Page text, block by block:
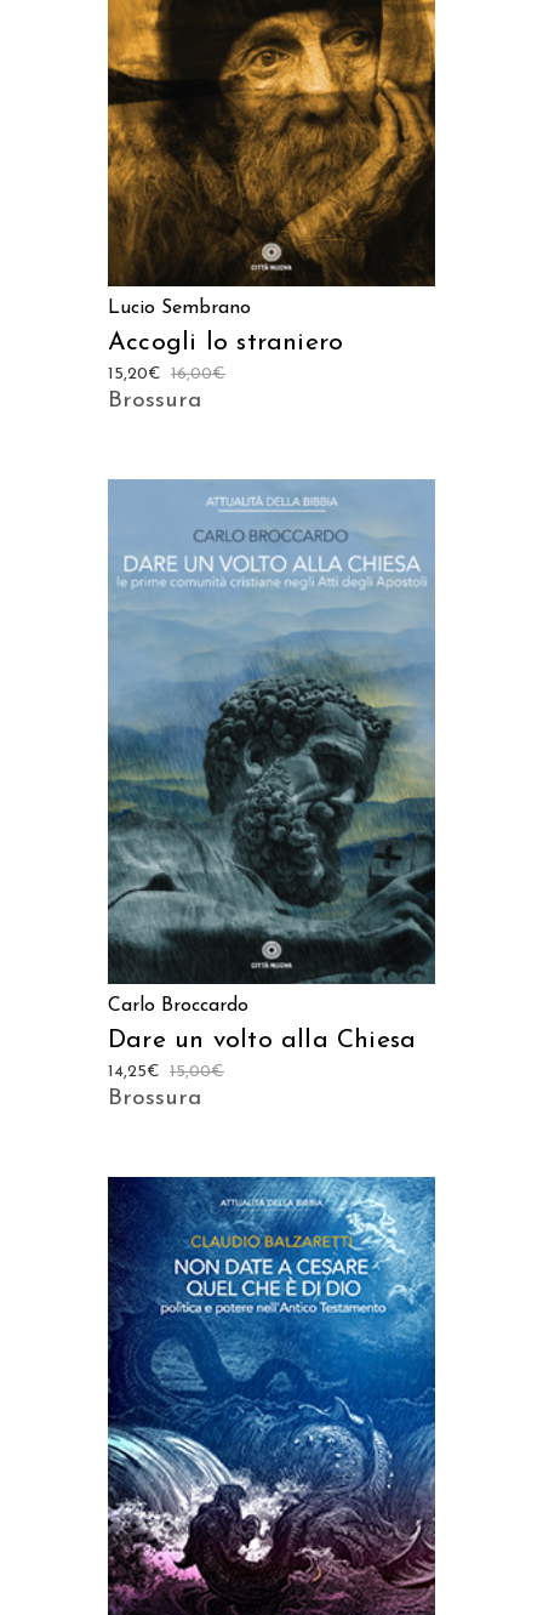
AGGIUNGI AL CARRELLO
Lucio Sembrano
Accogli lo straniero
16,00€
15,20€
Brossura
AGGIUNGI AL CARRELLO
Carlo Broccardo
Dare un volto alla Chiesa
15,00€
14,25€
Brossura
AGGIUNGI AL CARRELLO